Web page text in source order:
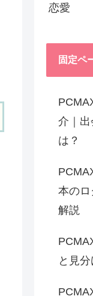
恋愛
固定ペ
介｜出
は？
本のロ
解説
と見